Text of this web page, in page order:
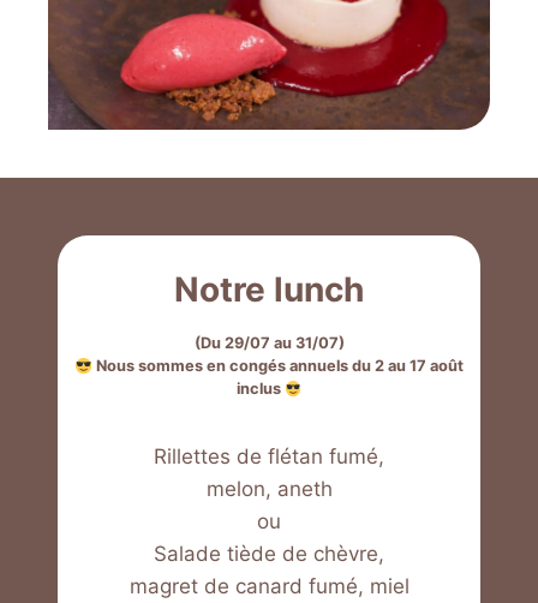
Notre lunch
(Du 29/07 au 31/07)
Nous sommes en congés annuels du 2 au 17 août
inclus
Rillettes de flétan fumé,
melon, aneth
ou
Salade tiède de chèvre,
magret de canard fumé, miel